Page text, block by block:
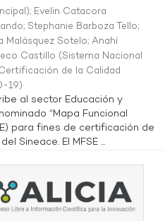
; Evelin Catacora
; Stephanie Barboza Tello;
Malásquez Sotelo; Anahí
Castillo (Sistema Nacional
de la Calidad
19)
al sector Educación y
“Mapa Funcional
para fines de certificación de
Sineace. El MFSE ...
la